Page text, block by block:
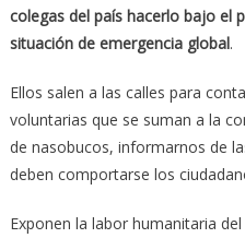
colegas del país hacerlo bajo el
situación de emergencia global.
Ellos salen a las calles para
voluntarias que se suman a la
de nasobucos, informarnos de
deben comportarse los
Exponen la labor humanitaria